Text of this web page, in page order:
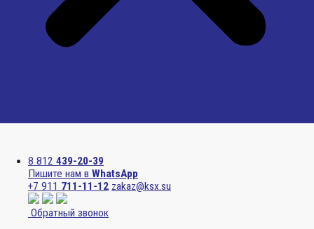
8 812 439-20-39
Пишите нам в WhatsApp
+7 911 711-11-12 zakaz@ksx.su
Обратный звонок